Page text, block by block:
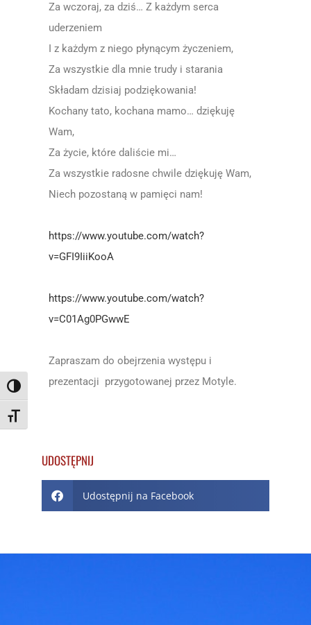
Toggle High Contrast
Toggle Font size
Za wczoraj, za dziś… Z każdym serca
uderzeniem
I z każdym z niego płynącym życzeniem,
Za wszystkie dla mnie trudy i starania
Składam dzisiaj podziękowania!
Kochany tato, kochana mamo… dziękuję
Wam,
Za życie, które daliście mi…
Za wszystkie radosne chwile dziękuję Wam,
Niech pozostaną w pamięci nam!
https://www.youtube.com/watch?
v=GFI9IiiKooA
https://www.youtube.com/watch?
v=C01Ag0PGwwE
Zapraszam do obejrzenia występu i
prezentacji przygotowanej przez Motyle.
UDOSTĘPNIJ
Udostępnij na Facebook